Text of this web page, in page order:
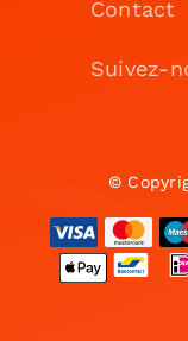
Contact
Suivez-
©